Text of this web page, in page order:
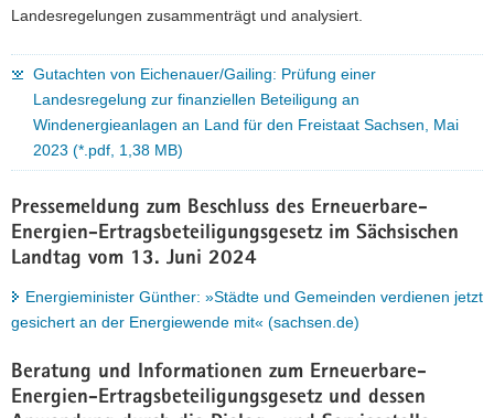
t
o
Landesregelungen zusammenträgt und analysiert.
Gutachten von Eichenauer/Gailing: Prüfung einer
Landesregelung zur finanziellen Beteiligung an
Windenergieanlagen an Land für den Freistaat Sachsen, Mai
2023 (*.pdf, 1,38 MB)
Pressemeldung zum Beschluss des Erneuerbare-
Energien-Ertragsbeteiligungsgesetz im Sächsischen
Landtag vom 13. Juni 2024
Energieminister Günther: »Städte und Gemeinden verdienen jetzt
gesichert an der Energiewende mit« (sachsen.de)
Beratung und Informationen zum Erneuerbare-
Energien-Ertragsbeteiligungsgesetz und dessen